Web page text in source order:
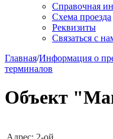
Справочная
Схема проезда
Реквизиты
Связаться с
Главная/Информация о
терминалов
Объект